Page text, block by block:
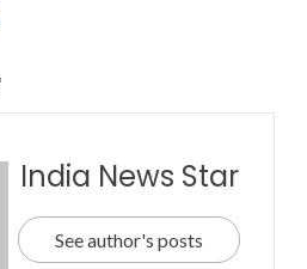
India News Star
See author's posts